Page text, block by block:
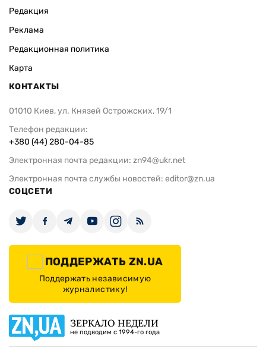
Редакция
Реклама
Редакционная политика
Карта
КОНТАКТЫ
01010 Киев, ул. Князей Острожских, 19/1
Телефон редакции:
+380 (44) 280-04-85
Электронная почта редакции: zn94@ukr.net
Электронная почта службы новостей: editor@zn.ua
СОЦСЕТИ
ПОДДЕРЖАТЬ ZN.UA
Поддержать независимую
журналистику!
ЗЕРКАЛО НЕДЕЛИ
не подводим с 1994-го года